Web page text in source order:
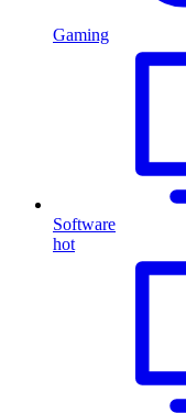
Gaming
Software
hot